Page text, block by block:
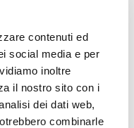
contenuti ed
social media e per
inoltre
il nostro sito con i
dei dati web,
combinarle
di